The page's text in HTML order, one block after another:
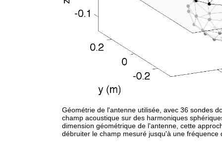
Géométrie de l'antenne utilisée, avec 36 sondes
champ acoustique sur des harmoniques
dimension géométrique de l'antenne, cette
débruiter le champ mesuré jusqu'à une fréquence